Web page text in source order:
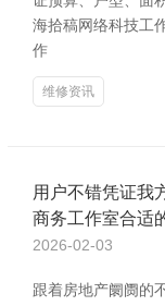
海拾稿网络科技工
作
维修资讯
用户不错凭证我
商务工作室合适
2026-02-03
跟着房地产阛阓的